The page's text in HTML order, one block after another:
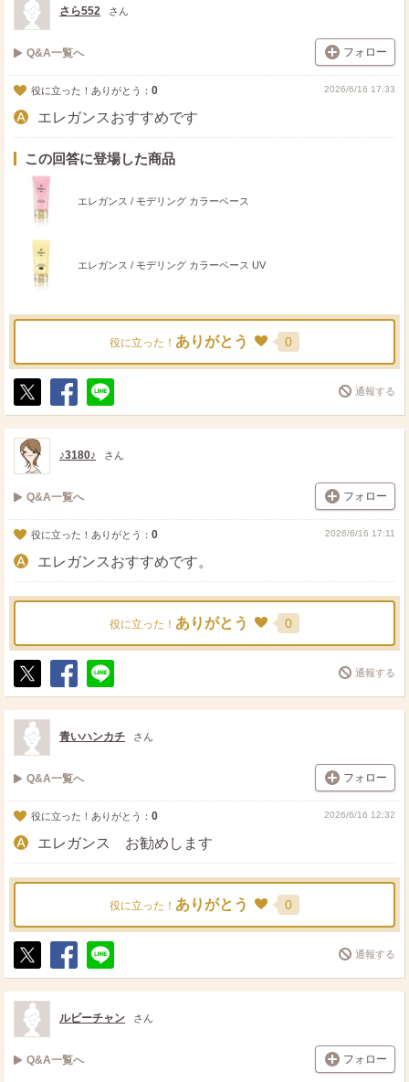
さら552 さん
Q&A一覧へ フォロー
役に立った！ありがとう： 0 2026/6/16 17:33
エレガンスおすすめです
この回答に登場した商品
エレガンス / モデリング カラーベース
エレガンス / モデリング カラーベース UV
役に立った！ ありがとう 0
ポ
ス
ト
シ
ェ
送
る
通報する
♪3180♪ さん
Q&A一覧へ フォロー
役に立った！ありがとう： 0 2026/6/16 17:11
エレガンスおすすめです。
役に立った！ ありがとう 0
ポ
ス
ト
シ
ェ
送
る
通報する
青いハンカチ さん
Q&A一覧へ フォロー
役に立った！ありがとう： 0 2026/6/16 12:32
エレガンス お勧めします
役に立った！ ありがとう 0
ポ
ス
ト
シ
ェ
送
る
通報する
ルビーチャン さん
Q&A一覧へ フォロー